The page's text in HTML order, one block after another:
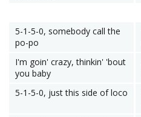
5-1-5-0, somebody call the
po-po
I'm goin' crazy, thinkin' 'bout
you baby
5-1-5-0, just this side of loco